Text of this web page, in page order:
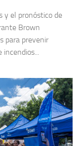
y el pronóstico de
Brown
para prevenir
incendios...